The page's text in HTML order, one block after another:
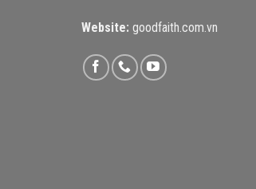
Website: goodfaith.com.vn